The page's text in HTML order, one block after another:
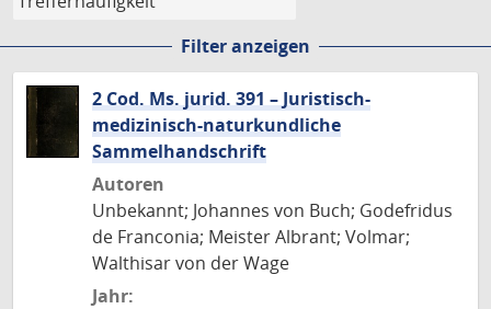
Filter anzeigen
2 Cod. Ms. jurid. 391 – Juristisch-
medizinisch-naturkundliche
Sammelhandschrift
Autoren
Unbekannt; Johannes von Buch; Godefridus
de Franconia; Meister Albrant; Volmar;
Walthisar von der Wage
Jahr: